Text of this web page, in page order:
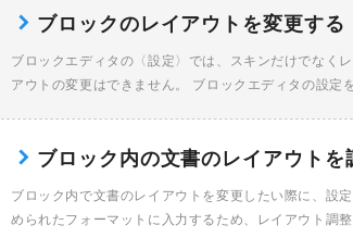
ブロックのレイアウトを変更する
ブロックエディタの〈設定〉では、スキンだけでなく
アウトの変更はできません。 ブロックエディタの設定
ブロック内の文書のレイアウトを
ブロック内で文書のレイアウトを変更したい際に、設
められたフォーマットに入力するため、レイアウト調